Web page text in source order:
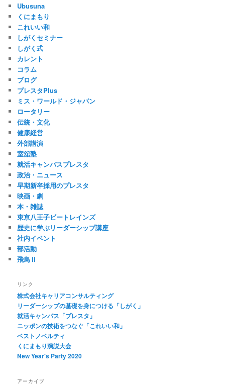
Ubusuna
くにまもり
これいい和
しがくセミナー
しがく式
カレント
コラム
ブログ
プレスタPlus
ミス・ワールド・ジャパン
ロータリー
伝統・文化
健康経営
外部講演
室舘塾
就活キャンパスプレスタ
政治・ニュース
早期新卒採用のプレスタ
映画・劇
本・雑誌
東京八王子ビートレインズ
歴史に学ぶリーダーシップ講座
社内イベント
部活動
飛鳥Ⅱ
リンク
株式会社キャリアコンサルティング
リーダーシップの基礎を身につける「しがく」
就活キャンパス「プレスタ」
ニッポンの技術をつなぐ「これいい和」
ベストノベルティ
くにまもり演説大会
New Year's Party 2020
アーカイブ